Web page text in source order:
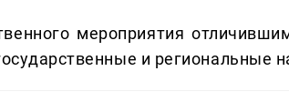
мероприятия
и региональные